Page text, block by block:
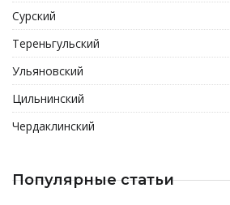
Сурский
Тереньгульский
Ульяновский
Цильнинский
Чердаклинский
Популярные статьи